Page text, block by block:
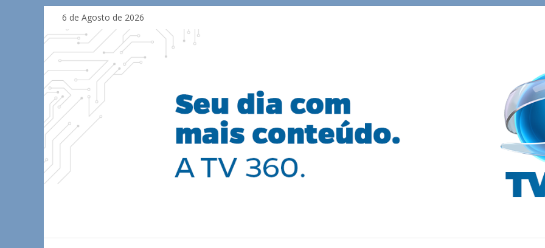
content
6 de Agosto de 2026